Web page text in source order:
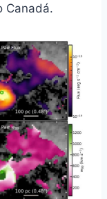
Canadá.